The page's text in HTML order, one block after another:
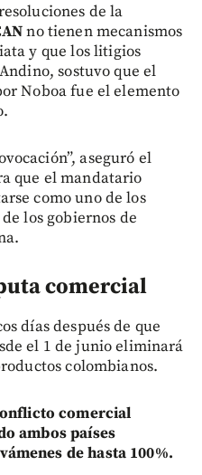
de la
no tienen mecanismos
y que los litigios
sostuvo que el
Noboa fue el elemento
aseguró el
que el mandatario
como uno de los
los gobiernos de
comercial
días después de que
el 1 de junio eliminará
colombianos.
comercial
ambos países
de hasta 100%.